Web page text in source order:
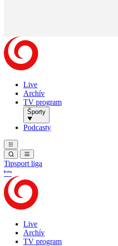
Live
Archív
TV program
Športy
Podcasty
Tipsport liga
Live
Archív
TV program